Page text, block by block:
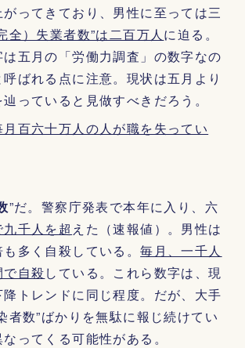
がってきており、男性に至っては三
全）失業者数”は二百万人に迫る。
五月の「労働力調査」の数字なの
ばれる点に注意。現状は五月より
っていると見做すべきだろう。
月百六十万人の人が職を失ってい
”だ。警察庁発表で本年に入り、六
千人を超 えた（速報値）。男性は
多く自殺している。毎月、一千人
自殺している。これら数字は、現
トレンドに同じ程度。だが、大手
者数”ばかりを無駄に報じ続けてい
ってくる可能性がある。